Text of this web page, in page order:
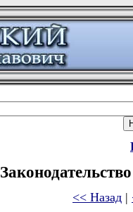
<< Назад |